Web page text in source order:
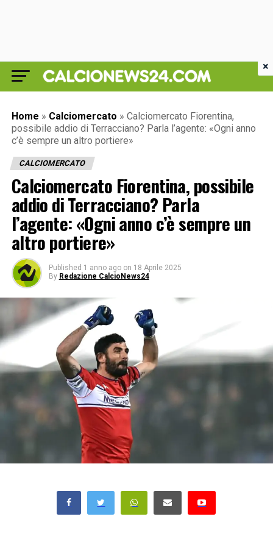
Home » Calciomercato » Calciomercato Fiorentina,
possibile addio di Terracciano? Parla l’agente: «Ogni anno
c’è sempre un altro portiere»
CALCIOMERCATO
Calciomercato Fiorentina, possibile
addio di Terracciano? Parla
l’agente: «Ogni anno c’è sempre un
altro portiere»
Published 1 anno ago on 18 Aprile 2025
By Redazione CalcioNews24
×